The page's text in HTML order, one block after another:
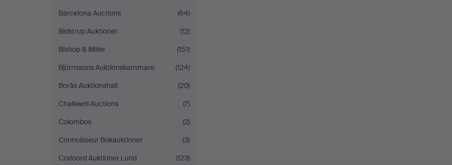
Barcelona Auctions
(64)
Bidstrup Auktioner
(12)
Bishop & Miller
(151)
Björnssons Auktionskammare
(124)
Borås Auktionshall
(20)
Chalkwell Auctions
(7)
Colombos
(2)
Connoisseur Bokauktioner
(3)
Crafoord Auktioner Lund
(123)